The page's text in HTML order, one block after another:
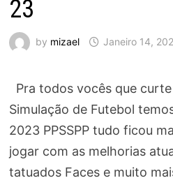
23
by mizael Janeiro 14,
Pra todos vocês que
Simulação de Futebol
2023 PPSSPP tudo ficou
jogar com as melhorias
tatuados Faces e muito